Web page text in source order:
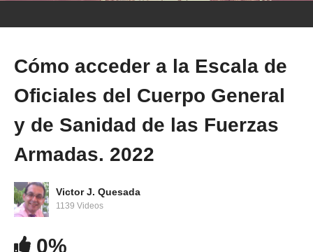
500 años de sanidad militar española
Cómo acceder a la Escala de
Oficiales del Cuerpo General
y de Sanidad de las Fuerzas
Armadas. 2022
Victor J. Quesada
1139 Videos
0%